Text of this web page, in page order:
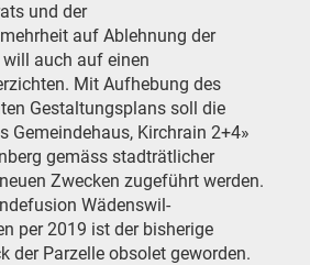
und der
auf Ablehnung der
auch auf einen
Mit Aufhebung des
Gestaltungsplans soll die
Gemeindehaus, Kirchrain 2+4»
gemäss stadträtlicher
Zwecken zugeführt werden.
Wädenswil-
per 2019 ist der bisherige
der Parzelle obsolet geworden.